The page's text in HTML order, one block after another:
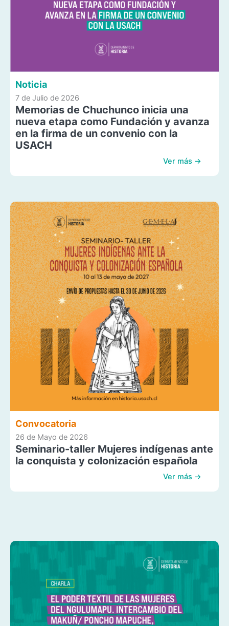
Noticia
7 de Julio de 2026
Memorias de Chuchunco inicia una
nueva etapa como Fundación y avanza
en la firma de un convenio con la
USACH
Ver más →
Convocatoria
26 de Mayo de 2026
Seminario-taller Mujeres indígenas ante
la conquista y colonización española
Ver más →